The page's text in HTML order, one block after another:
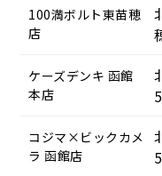
100満ボルト東苗穂
店
ケーズデンキ 函館
本店
コジマ×ビックカメ
ラ 函館店